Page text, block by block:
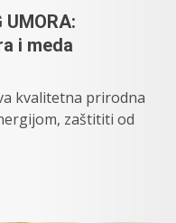
UMORA:
i meda
kvalitetna prirodna
zaštititi od